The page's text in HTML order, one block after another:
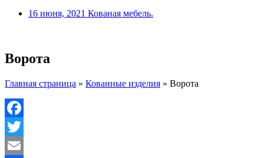
16 июня, 2021 Кованая мебель.
Ворота
Главная страница » Кованные изделия » Ворота
Facebook
Twitter